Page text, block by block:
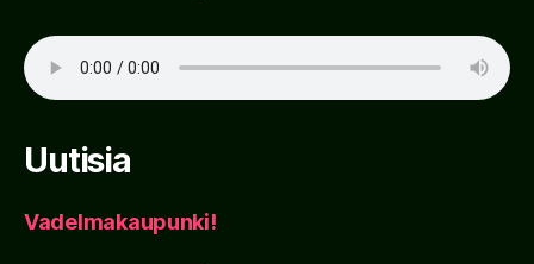
Uutisia
Vadelmakaupunki!